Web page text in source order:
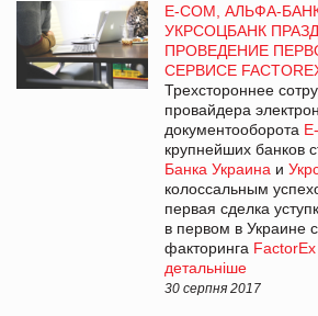
E-COM, АЛЬФА-
УКРСОЦБАНК
ПРОВЕДЕНИЕ
СЕРВИСЕ
Трехстороннее
провайдера
документооборота
крупнейших банков
Банка Украина и
колоссальным
первая сделка
в первом в Украине
факторинга FactorEx
детальніше
30 серпня 2017